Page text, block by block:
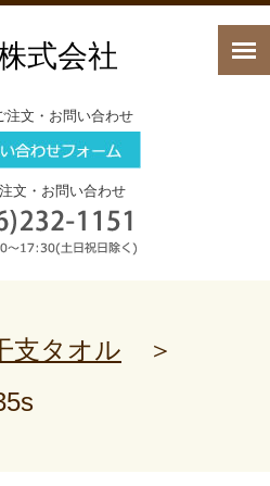
式会社
注文・お問い合わせ
文・お問い合わせ
支タオル ＞